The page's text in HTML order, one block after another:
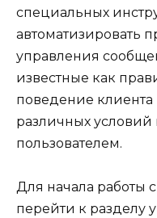
специальных
автоматизировать
управления
известные как
поведение клиента
различных условий
пользователем.
Для начала работы
перейти к разделу